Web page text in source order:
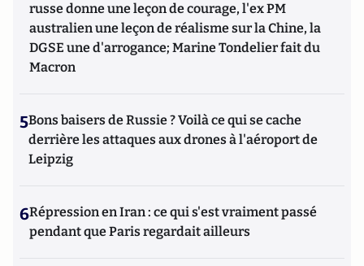
russe donne une leçon de courage, l'ex PM
australien une leçon de réalisme sur la Chine, la
DGSE une d'arrogance; Marine Tondelier fait du
Macron
5Bons baisers de Russie ? Voilà ce qui se cache
derrière les attaques aux drones à l'aéroport de
Leipzig
6Répression en Iran : ce qui s'est vraiment passé
pendant que Paris regardait ailleurs